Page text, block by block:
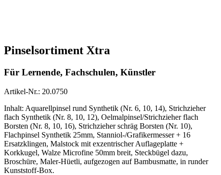
Pinselsortiment Xtra
Für Lernende, Fachschulen, Künstler
Artikel-Nr.: 20.0750
Inhalt: Aquarellpinsel rund Synthetik (Nr. 6, 10, 14), Strichzieher
flach Synthetik (Nr. 8, 10, 12), Oelmalpinsel/Strichzieher flach
Borsten (Nr. 8, 10, 16), Strichzieher schräg Borsten (Nr. 10),
Flachpinsel Synthetik 25mm, Stanniol-/Grafikermesser + 16
Ersatzklingen, Malstock mit exzentrischer Auflageplatte +
Korkkugel, Walze Microfine 50mm breit, Steckbügel dazu,
Broschüre, Maler-Hüetli, aufgezogen auf Bambusmatte, in runder
Kunststoff-Box.